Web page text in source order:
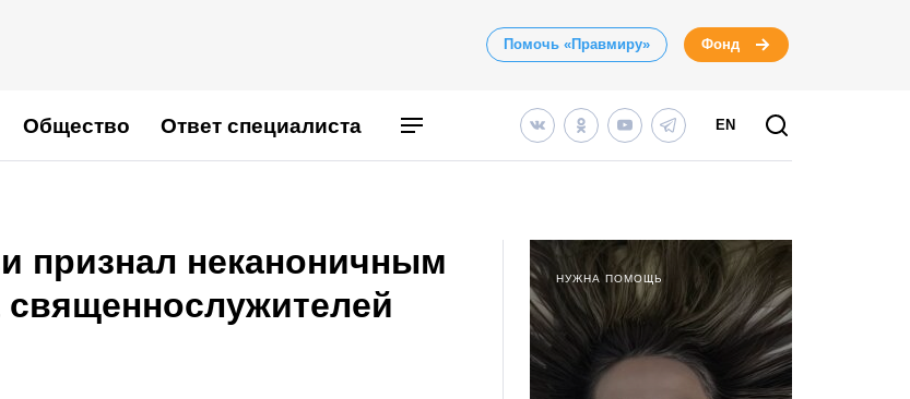
Помочь «Правмиру» Фонд
Общество Ответ специалиста EN
признал неканоничным
НУЖНА ПОМОЩЬ